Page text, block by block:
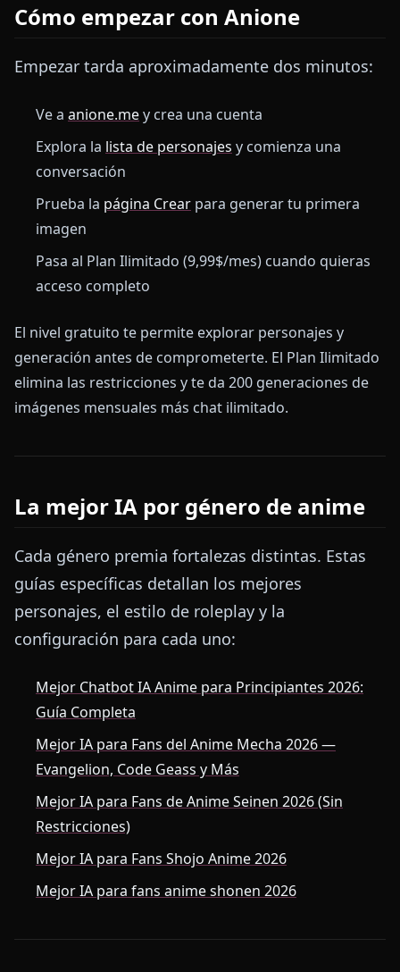
Cómo empezar con Anione
Empezar tarda aproximadamente dos minutos:
Ve a anione.mey crea una cuenta
Explora la lista de personajes y comienza una
conversación
Prueba la página Crear para generar tu primera
imagen
Pasa al Plan Ilimitado (9,99$/mes) cuando quieras
acceso completo
El nivel gratuito te permite explorar personajes y
generación antes de comprometerte. El Plan Ilimitado
elimina las restricciones y te da 200 generaciones de
imágenes mensuales más chat ilimitado.
La mejor IA por género de anime
Cada género premia fortalezas distintas. Estas
guías específicas detallan los mejores
personajes, el estilo de roleplay y la
configuración para cada uno:
Mejor Chatbot IA Anime para Principiantes 2026:
Guía Completa
Mejor IA para Fans del Anime Mecha 2026 —
Evangelion, Code Geass y Más
Mejor IA para Fans de Anime Seinen 2026 (Sin
Restricciones)
Mejor IA para Fans Shojo Anime 2026
Mejor IA para fans anime shonen 2026